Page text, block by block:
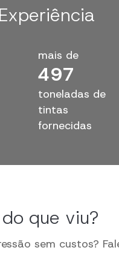
mais de
500
toneladas de
tintas
fornecidas
que viu?
sem custos?